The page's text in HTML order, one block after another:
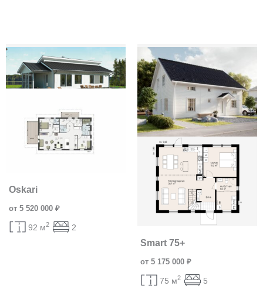
Oskari
от 5 520 000 ₽
92 м2 2
Smart 75+
от 5 175 000 ₽
75 м2 5